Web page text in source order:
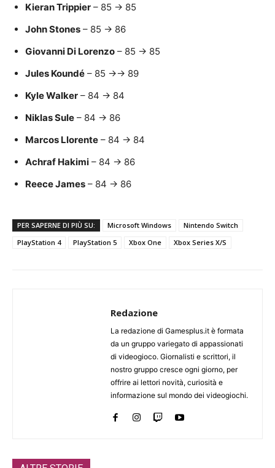
Kieran Trippier – 85 → 85
John Stones – 85 → 86
Giovanni Di Lorenzo – 85 → 85
Jules Koundé – 85 →-> 89
Kyle Walker – 84 → 84
Niklas Sule – 84 → 86
Marcos Llorente – 84 → 84
Achraf Hakimi – 84 → 86
Reece James – 84 → 86
PER SAPERNE DI PIÙ SU: Microsoft Windows
Nintendo Switch
PlayStation 4
PlayStation 5 Xbox One Xbox Series X/S
Redazione
La redazione di Gamesplus.it è formata
da un gruppo variegato di appassionati
di videogioco. Giornalisti e scrittori, il
nostro gruppo cresce ogni giorno, per
offrire ai lettori novità, curiosità e
informazione sul mondo dei videogiochi.